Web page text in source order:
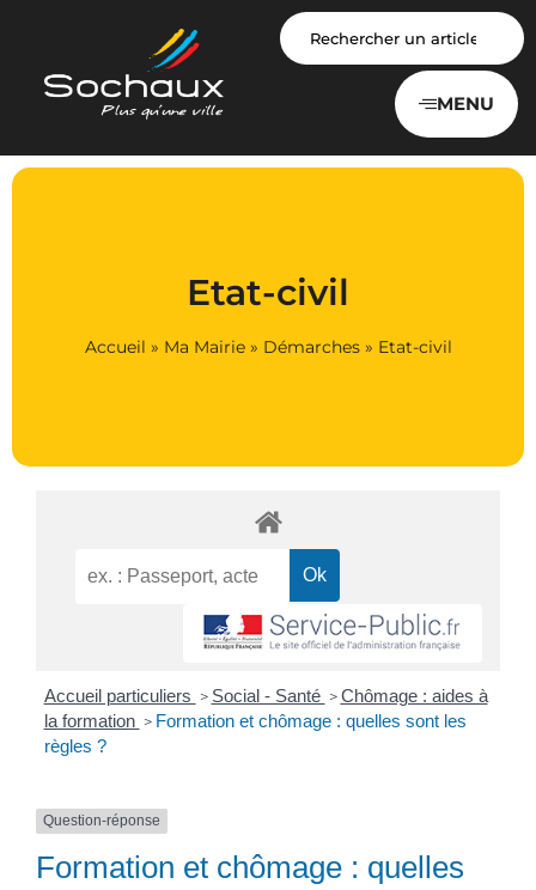
MENU
Etat-civil
Accueil » Ma Mairie» Démarches» Etat-civil
Accueil particuliers > Social - Santé > Chômage : aides à
la formation > Formation et chômage : quelles sont les
règles ?
Question-réponse
Formation et chômage : quelles
Panneau de gestion des cookies